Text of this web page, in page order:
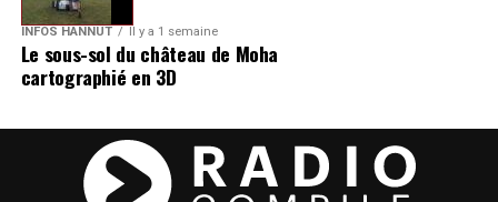
INFOS HANNUT Il y a 1 semaine
Le sous-sol du château de Moha
cartographié en 3D